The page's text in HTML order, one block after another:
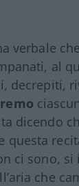
verbale
al
decrepiti,
dicendo
questa
ci sono, si
che